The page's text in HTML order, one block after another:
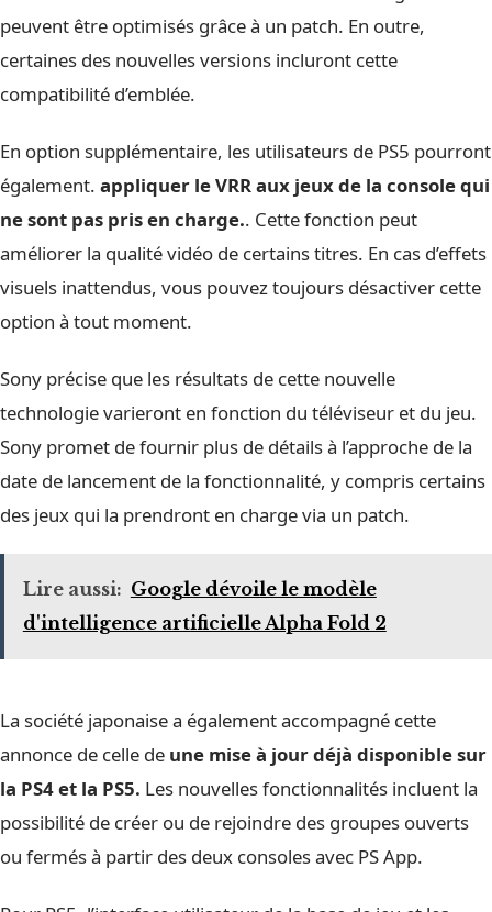
peuvent être optimisés grâce à un patch. En outre,
certaines des nouvelles versions incluront cette
compatibilité d’emblée.
En option supplémentaire, les utilisateurs de PS5 pourront
également. appliquer le VRR aux jeux de la console qui
ne sont pas pris en charge.. Cette fonction peut
améliorer la qualité vidéo de certains titres. En cas d’effets
visuels inattendus, vous pouvez toujours désactiver cette
option à tout moment.
Sony précise que les résultats de cette nouvelle
technologie varieront en fonction du téléviseur et du jeu.
Sony promet de fournir plus de détails à l’approche de la
date de lancement de la fonctionnalité, y compris certains
des jeux qui la prendront en charge via un patch.
Lire aussi: Google dévoile le modèle
d'intelligence artificielle Alpha Fold 2
La société japonaise a également accompagné cette
annonce de celle de une mise à jour déjà disponible sur
la PS4 et la PS5. Les nouvelles fonctionnalités incluent la
possibilité de créer ou de rejoindre des groupes ouverts
ou fermés à partir des deux consoles avec PS App.